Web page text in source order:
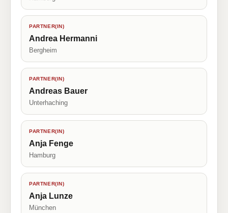
PARTNER(IN)
Andrea Hermanni
Bergheim
PARTNER(IN)
Andreas Bauer
Unterhaching
PARTNER(IN)
Anja Fenge
Hamburg
PARTNER(IN)
Anja Lunze
München